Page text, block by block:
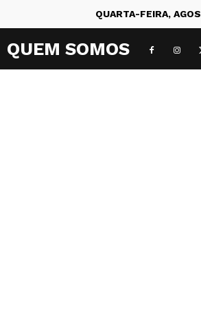
QUARTA-FEIRA,
QUEM SOMOS